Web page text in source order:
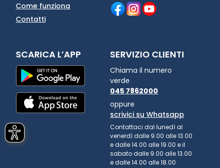
Come funziona
Contatti
SCARICA L’APP SERVIZIO CLIENTI
Chiama il numero
verde
045 7862000
oppure
scrivici su Whatsapp
Contattaci dal lunedì al
venerdì dalle 9.00 alle 13.00
e dalle 14.00 alle 19.00 e il
sabato dalle 9.00 alle 13.00
e dalle 14.00 alle 18.00